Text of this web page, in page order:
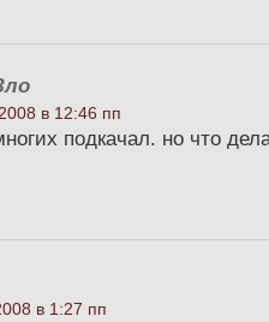
в 12:46 пп
подкачал. но что
в 1:27 пп